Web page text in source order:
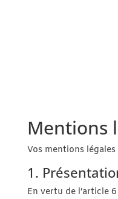
Mentions
Vos mentions légales
1.
En vertu de l’article